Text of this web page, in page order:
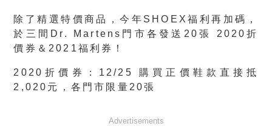
除了精選特價商品，今年SHOEX福利再加碼，
於三間Dr. Martens門市各發送20張 2020折
價券＆2021福利券！
2020折價券：12/25 購買正價鞋款直接抵
2,020元，各門市限量20張
Advertisements